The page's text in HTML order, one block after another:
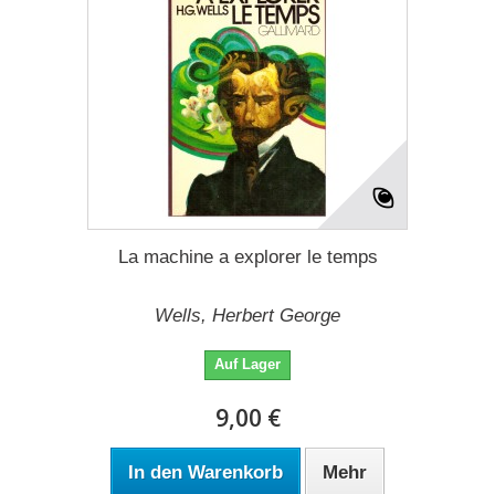
La machine a explorer le temps
Wells, Herbert George
Auf Lager
9,00 €
In den Warenkorb Mehr